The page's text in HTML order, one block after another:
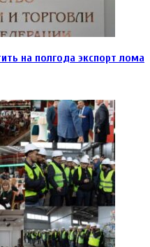
на полгода экспорт лома